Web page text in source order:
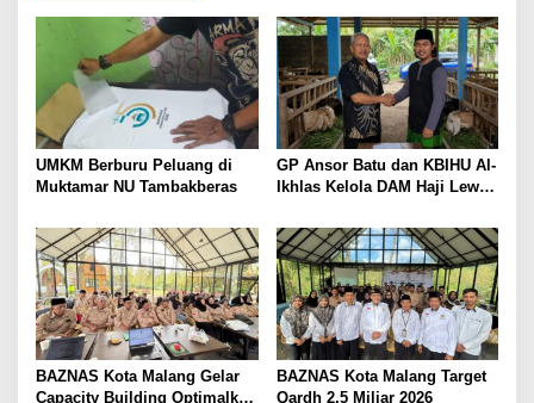
UMKM Berburu Peluang di
Muktamar NU Tambakberas
GP Ansor Batu dan KBIHU Al-
Ikhlas Kelola DAM Haji Lewat
BAZNAS Kota Malang Gelar
Capacity Building Optimalkan
BAZNAS Kota Malang Target
Qardh 2,5 Miliar 2026